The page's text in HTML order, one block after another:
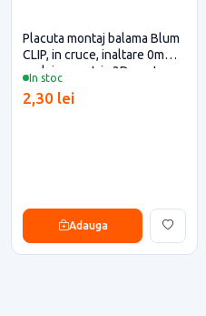
In stoc
Placuta montaj balama Blum
CLIP, in cruce, inaltare 0mm,
reglaj excentric 3D pentru
2,30 lei
Adauga